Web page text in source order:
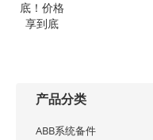
底！价格
享到底
产品分类
ABB系统备件